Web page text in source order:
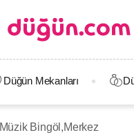
Düğün Mekanları
Müzik Bingöl,Merkez